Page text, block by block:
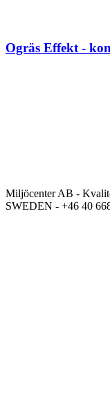
Ogräs Effekt -
Miljöcenter AB -
SWEDEN - +46 40